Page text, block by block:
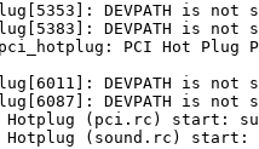
DEVPATH is not
DEVPATH is not
PCI Hot Plug
DEVPATH is not
DEVPATH is not
(pci.rc) start:
(sound.rc) start: